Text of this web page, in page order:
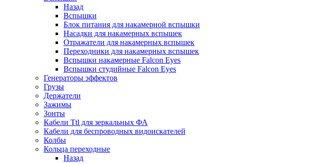
Назад
Вспышки
Блок питания для накамерной вспышки
Насадки для накамерных вспышек
Отражатели для накамерных вспышек
Переходники для накамерных вспышек
Вспышки накамерные Falcon Eyes
Вспышки студийные Falcon Eyes
Генераторы эффектов
Грузы
Держатели
Зажимы
Зонты
Кабели Ttl для зеркальных ФА
Кабели для беспроводных видоискателей
Колбы
Кольца переходные
Назад